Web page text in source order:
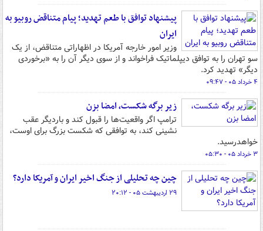
پیشنهاد توافق با طعم تهدید؛ پیام متناقض روبیو به
ایران
وزیر امور خارجه آمریکا در اظهاراتی متناقض، از یک
سو تهران را به توافق دیپلماتیک فراخواند و از سوی دیگر آن را به «برخوردی
دیگر» تهدید کرد.
۴ خرداد ۰۵ - ۰۹:۴۷
زیر برگه شکست، امضا بزن
ترامپ اگر واقعیت‌ها را قبول کند و باردیگر عقب
نشینی کند، به توافقی که شکست بزرگ برای اوست،
خواهدرسید.
۳ خرداد ۰۵ - ۰۵:۳۰
چین چه تحلیلی از جنگ اخیر ایران و آمریکا دارد؟
۲۹ اردیبهشت ۰۵ - ۲۰:۱۲